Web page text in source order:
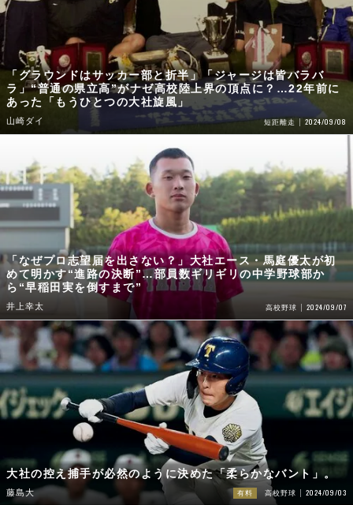
「グラウンドはサッカー部と折半」「ジャージは皆バラバ
ラ」“普通の県立高”がナゼ高校陸上界の頂点に？…22年前に
あった「もうひとつの大社旋風」
山崎ダイ 短距離走 2024/09/08
「なぜプロ志望届を出さない？」大社エース・馬庭優太が初
めて明かす“進路の決断”…部員数ギリギリの中学野球部か
ら“早稲田実を倒すまで”
井上幸太 高校野球 2024/09/07
大社の控え捕手が必然のように決めた「柔らかなバント」。
藤島大 有料 高校野球 2024/09/03